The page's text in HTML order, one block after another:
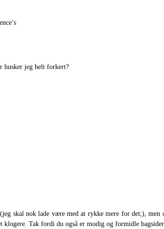
husker jeg helt forkert?
skal nok lade være med at rykke mere for det;),
Tak fordi du også er modig og formidle